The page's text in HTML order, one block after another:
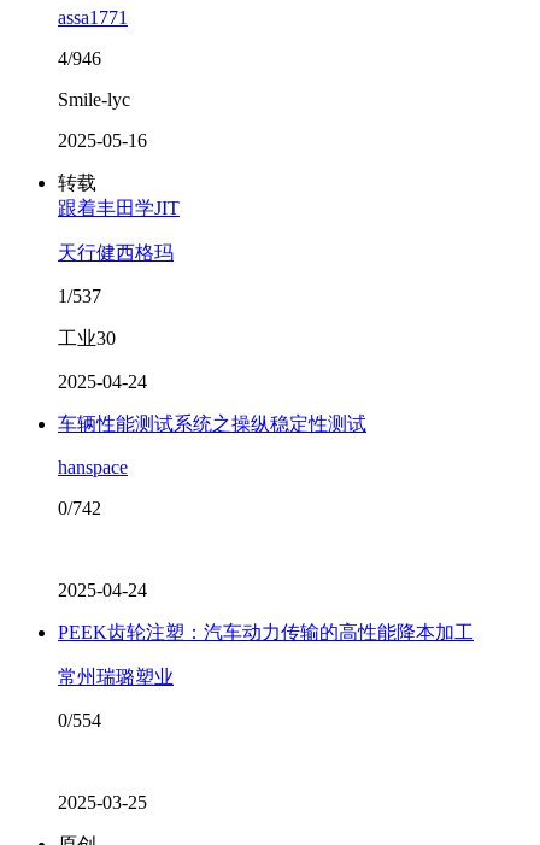
assa1771
4/946
Smile-lyc
2025-05-16
转载
跟着丰田学JIT
天行健西格玛
1/537
工业30
2025-04-24
车辆性能测试系统之操纵稳定性测试
hanspace
0/742
2025-04-24
PEEK齿轮注塑：汽车动力传输的高性能降本加工
常州瑞璐塑业
0/554
2025-03-25